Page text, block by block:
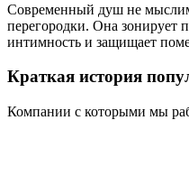
Современный душ не
перегородки. Она зонирует
интимность и защищает
Краткая история
Компании с которыми мы